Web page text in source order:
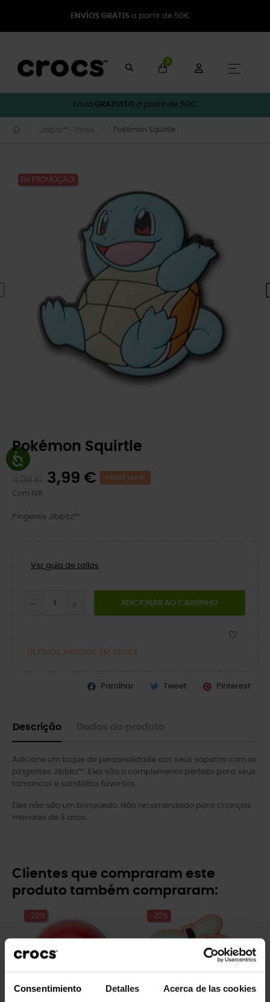
Consentimiento Detalles Acerca de las cookies
ENVÍOS GRATIS a partir de 50€
0
☰
Envio GRATUITO a partir de 50€.
Jibbitz™ - Pines Pokémon Squirtle
EM PROMOÇÃO!
Pokémon Squirtle
3,99 € POUPE 1,00 €
Com IVA
Pingente Jibbitz™.
Ver guía de tallas
ADICIONAR AO CARRINHO
ÚLTIMOS ARTIGOS EM STOCK
Partilhar Tweet Pinterest
Descrição
Adicione um toque de personalidade aos seus sapatos com os
pingentes Jibbitz™. Eles são o complemento perfeito para seus
tamancos e sandálias favoritos.
Eles não são um brinquedo. Não recomendado para crianças
menores de 3 anos.
Clientes que compraram este
produto também compraram:
-20% -20%